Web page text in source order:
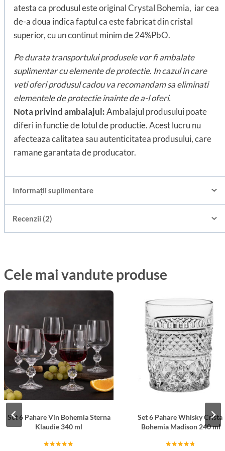
atesta ca produsul este original Crystal Bohemia, iar cea
de-a doua indica faptul ca este fabricat din cristal
superior, cu un continut minim de 24%PbO.
Pe durata transportului produsele vor fi ambalate
suplimentar cu elemente de protectie. In cazul in care
veti oferi produsul cadou va recomandam sa eliminati
elementele de protectie inainte de a-l oferi.
Nota privind ambalajul:Ambalajul produsului poate
diferi in functie de lotul de productie. Acest lucru nu
afecteaza calitatea sau autenticitatea produsului, care
ramane garantata de producator.
Informații suplimentare
Recenzii (2)
Cele mai vandute produse
Set 6 Pahare Vin Bohemia Sterna
Klaudie 340 ml
Set 6 Pahare Whisky Cristal
Bohemia Madison 240 ml